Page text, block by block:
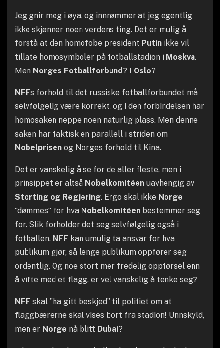
Jeg gnir meg i øya, og innrømmer at jeg egentlig
ikke skjønner noen verdens ting. Det er mulig å
forstå at den homofobe president Putinikke vil
tillate homosymboler på fotballstadion i Moskva.
Men Norges Fotballforbund? I Oslo?
NFFs forhold til det russiske fotballforbundet må
selvfølgelig være korrekt, og i den forbindelsen har
homosaken neppe noen naturlig plass. Men denne
saken har faktisk en parallell i striden om
Nobelprisenog Norges forhold til Kina.
Det er vanskelig å se for de aller fleste, men i
prinsippet er altså Nobelkomitéenuavhengig av
Storting og Regjering. Ergo skal ikke Norge
”dømmes” for hva Nobelkomitéenbestemmer seg
for. Slik forholder det seg selvfølgelig også i
fotballen. NFF kan umulig ta ansvar for hva
publikum gjør, så lenge publikum oppfører seg
ordentlig. Og noe stort mer fredelig oppførsel enn
å vifte med et flagg, er vel vanskelig å tenke seg?
NFF skal ”ha gitt beskjed” til politiet om at
flaggbærerne skal vises bort fra stadion! Unnskyld,
men er Norge nå blitt Dubai?